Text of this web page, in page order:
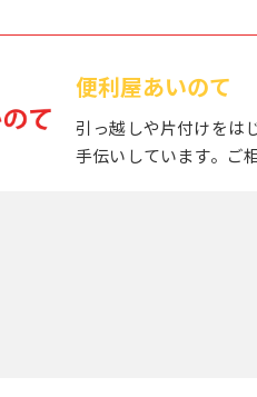
便利屋あいのて
引っ越しや片付けをは
手伝いしています。ご